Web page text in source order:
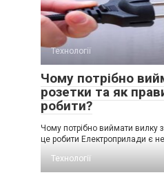
Технології
Чому потрібно
розетки та як
робити?
Чому потрібно виймати вилку
це робити Електроприлади є
Технології